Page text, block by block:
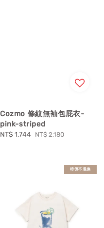
Cozmo 條紋無袖包屁衣-
pink-striped
Sale
NT$ 1,744 Regular
NT$ 2,180
特價不退換